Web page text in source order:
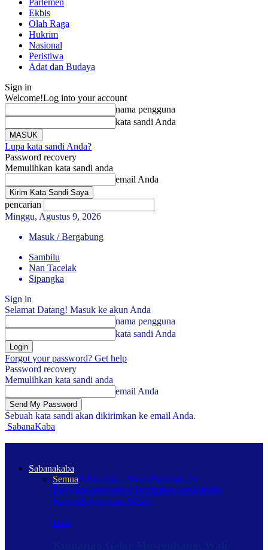
Parlemen
Ekbis
Olah Raga
Hukrim
Nasional
Peristiwa
Adat dan Budaya
Sign in
Welcome!Log into your account
nama pengguna
kata sandi Anda
Lupa kata sandi Anda?
Password recovery
Memulihkan kata sandi anda
email Anda
pencarian
Minggu, Agustus 9, 2026
Masuk / Bergabung
Sambilu
Nan Tacelak
Sipangka
Sign in
Selamat Datang! Masuk ke akun Anda
nama pengguna
kata sandi Anda
Forgot your password? Get help
Password recovery
Memulihkan kata sandi anda
email Anda
Sebuah kata sandi akan dikirimkan ke email Anda.
SabanaKaba
Sabanakaba
SemuaSabanakaba NagariSabanakaba
PariwaraSabanakaba PendidikanSabanakaba
RantauSabanakaba Wisata
Baru